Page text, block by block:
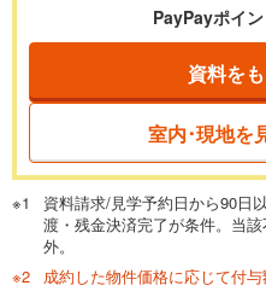
一般的には最長35年まで借
が完済時の年齢は80歳まで
閉じる
頭金
0万円
PayPayポイン
資料を
室内･現地を
資料請求/見学予約日から90日
渡・残金決済完了が条件。当
外。
成約した物件価格に応じて付